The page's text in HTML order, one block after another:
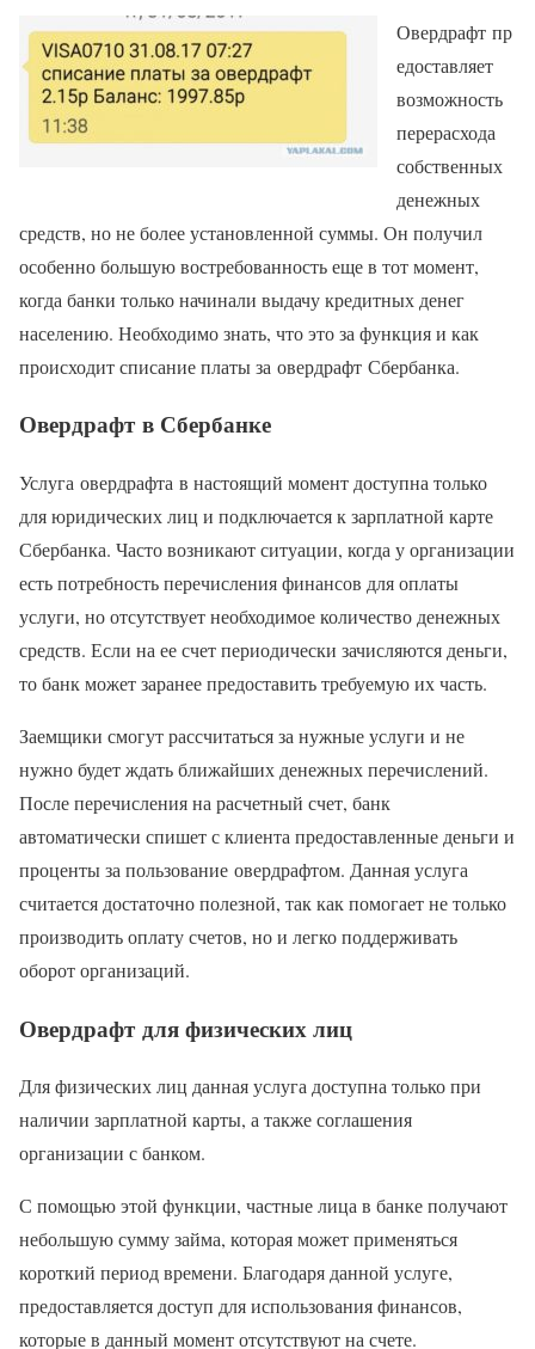
Овердрафт пр
едоставляет
возможность
перерасхода
собственных
денежных
средств, но не более установленной суммы. Он получил
особенно большую востребованность еще в тот момент,
когда банки только начинали выдачу кредитных денег
населению. Необходимо знать, что это за функция и как
происходит списание платы за овердрафт Сбербанка.
Овердрафт в Сбербанке
Услуга овердрафта в настоящий момент доступна только
для юридических лиц и подключается к зарплатной карте
Сбербанка. Часто возникают ситуации, когда у организации
есть потребность перечисления финансов для оплаты
услуги, но отсутствует необходимое количество денежных
средств. Если на ее счет периодически зачисляются деньги,
то банк может заранее предоставить требуемую их часть.
Заемщики смогут рассчитаться за нужные услуги и не
нужно будет ждать ближайших денежных перечислений.
После перечисления на расчетный счет, банк
автоматически спишет с клиента предоставленные деньги и
проценты за пользование овердрафтом. Данная услуга
считается достаточно полезной, так как помогает не только
производить оплату счетов, но и легко поддерживать
оборот организаций.
Овердрафт для физических лиц
Для физических лиц данная услуга доступна только при
наличии зарплатной карты, а также соглашения
организации с банком.
С помощью этой функции, частные лица в банке получают
небольшую сумму займа, которая может применяться
короткий период времени. Благодаря данной услуге,
предоставляется доступ для использования финансов,
которые в данный момент отсутствуют на счете.